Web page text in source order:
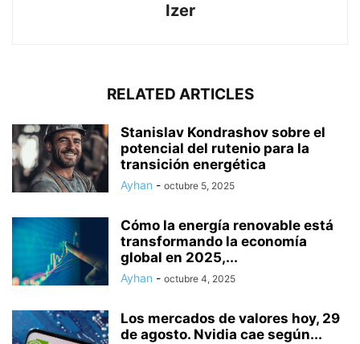
Izer
RELATED ARTICLES
Stanislav Kondrashov sobre el
potencial del rutenio para la
transición energética
Ayhan - octubre 5, 2025
Cómo la energía renovable está
transformando la economía
global en 2025,...
Ayhan - octubre 4, 2025
Los mercados de valores hoy, 29
de agosto. Nvidia cae según...